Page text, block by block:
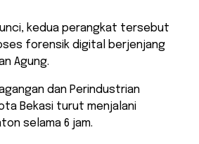
kedua perangkat tersebut
forensik digital berjenjang
Agung.
dan Perindustrian
Bekasi turut menjalani
selama 6 jam.